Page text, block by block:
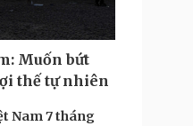
Muốn bứt
thế tự nhiên
Nam 7 tháng